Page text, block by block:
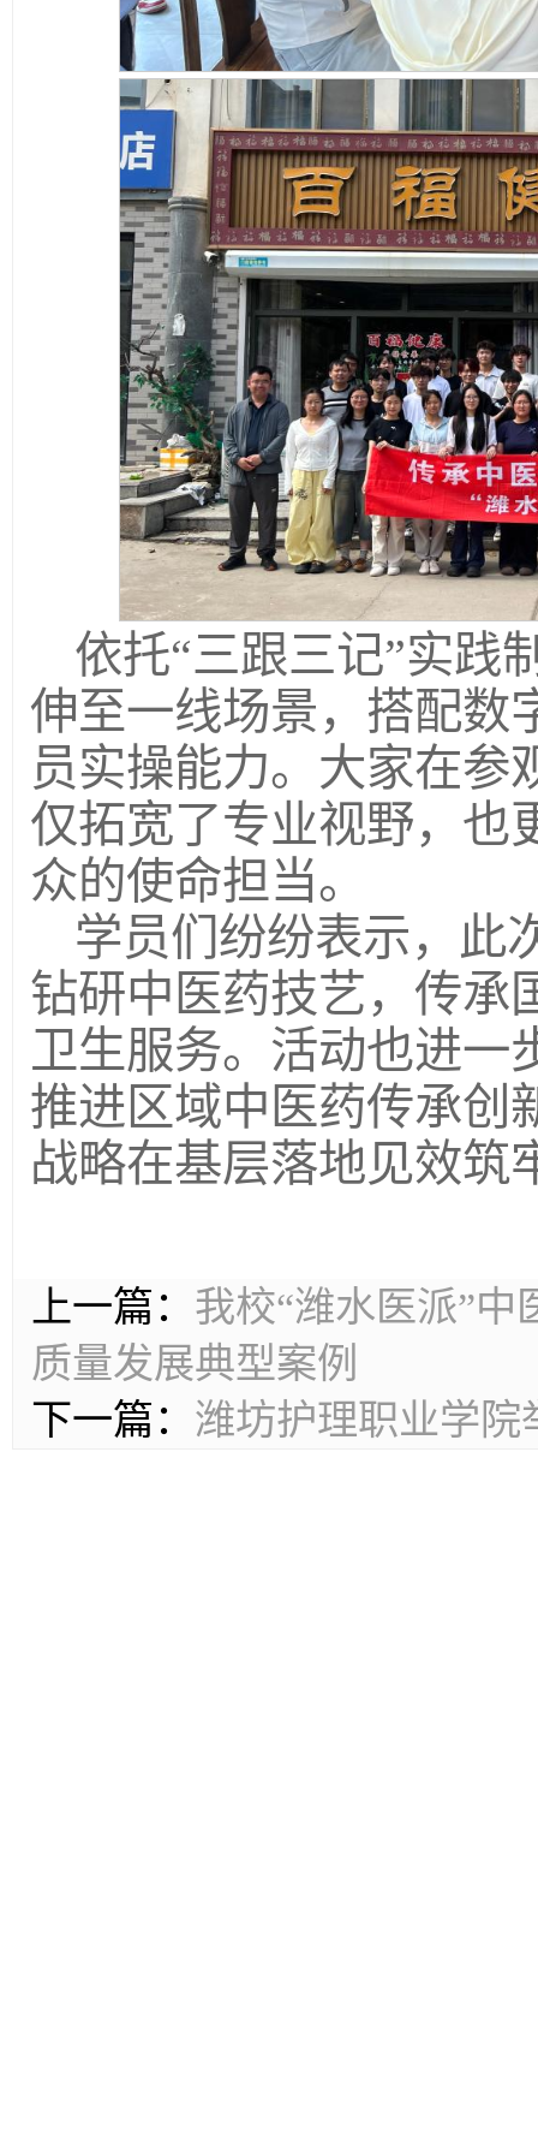
依托“三跟三记”实践
伸至一线场景，搭配数
员实操能力。大家在参
仅拓宽了专业视野，也
众的使命担当。
学员们纷纷表示，此
钻研中医药技艺，传承
卫生服务。活动也进一
推进区域中医药传承创
战略在基层落地见效筑
上一篇： 我校“潍水医派”
质量发展典型案例
下一篇： 潍坊护理职业学院